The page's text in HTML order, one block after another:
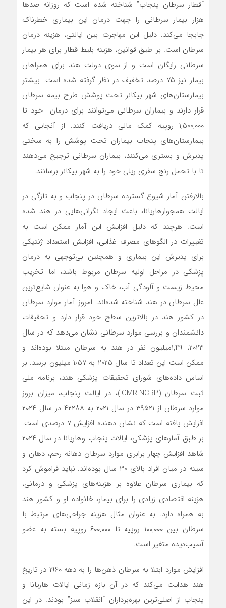
“قطار سرطان پنجاب” شناخته شده است که روزانه صدها
هزار بیمار سرطانی را جهت درمان این بیماری خطرناک
جابجا می‌کند. دلیل این مهاجرت بین ایالتی، هزینه درمان
سرطان است. بر طیق قوانین، هزینه بلیط قطار برای هر بیمار
سرطانی رایگان است و از سوی دولت هند برای همراهان
بیمار نیز ۷۵ درصد تخفیف در نظر گرفته شده است. بیشتر
بیمارستان‌های شهر بیکانر تحت پوشش طرح بیمه سرطان
قرار دارند و بیماران سرطانی می‌توانند برای درمان خود تا
۱,۵۰۰,۰۰۰ روپیه کمک مالی دریافت کنند. از آنجایی که
بیمارستان‌های پنجاب بیماران تحت پوشش را به سختی
پذیرش و بستری می‌کنند، بیماران سرطانی ترجیح می‌دهند
تا با تحمل رنج سفری ریلی خود را به شهر بیکانر برسانند.
بالارفتن آمار شیوع گسترده سرطان در پنجاب و به تازگی در
ایالت همجوار‌هاریانا، باعث ایجاد نگرانی‌هایی در هند شده
است. هرچند که دلیل افزایش این آمار ممکن است به
تغییرات در الگوهای مصرف غذایی، افزایش استعداد ژنتیکی
برای پذیرش این بیماری و همچنین بی‌توجهی به درمان
پزشکی در مراحل اولیه سرطان مربوط باشد، اما تخریب
محیط زیست و آلودگی آب، خاک و هوا به عنوان شایع‌ترین
علل سرطان در هند شناخته شده‌اند. امروز آمار موارد سرطان
در کشور هند در بالاترین سطح خود قرار دارد و تحقیقات
دانشمندان و بررسی موارد سرطانی نشان می‌دهد که در سال
۲۰۲۳، ۱,۴۹میلیون نفر در هند به سرطان مبتلا بوده‌اند و
ممکن است این تعداد تا سال ۲۰۲۵ به ۱٫۵۷ میلیون برسد. بر
اساس داده‌های شورای تحقیقات پزشکی هند، برنامه ملی
ثبت سرطان (ICMR-NCRP)، در ایالت پنجاب، میزان بروز
موارد سرطان از ۳۹۵۲۱ در سال ۲۰۲۱ به ۴۲۲۸۸ در سال ۲۰۲۴
افزایش یافته است که نشان دهنده افزایش ۷ درصدی است.
بر طبق آمارهای پزشکی، ایالات پنجاب و‌هاریانا در سال ۲۰۲۴
شاهد افزایش چهار برابری موارد سرطان دهانه رحم، دهان و
سینه در میان افراد بالای ۳۰ سال بوده‌اند. نباید فراموش کرد
که بیماری سرطان علاوه بر هزینه‌های پزشکی و درمانی،
هزینه اقتصادی زیادی را برای بیمار، خانواده او و کشور هند
به همراه دارد. به عنوان مثال هزینه جراحی‌های مرتبط با
سرطان بین ۱۰۰,۰۰۰ روپیه تا ۶۰۰,۰۰۰ روپیه بسته به عضو
آسیب‌دیده متغیر است.
افزایش موارد ابتلا به سرطان ذهن‌ها را به دهه ۱۹۶۰ در تاریخ
هند هدایت می‌کند که در آن بازه زمانی ایالات ‌هاریانا و
پنجاب از اصلی‌ترین بهره‌برداران “انقلاب سبز” بودند. در این